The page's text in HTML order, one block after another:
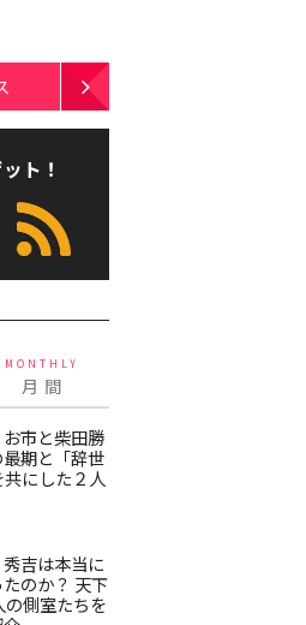
ト！
MONTHLY
月 間
お市と柴田勝
期と「辞世
にした２人
秀吉は本当に
たのか？ 天下
の側室たちを